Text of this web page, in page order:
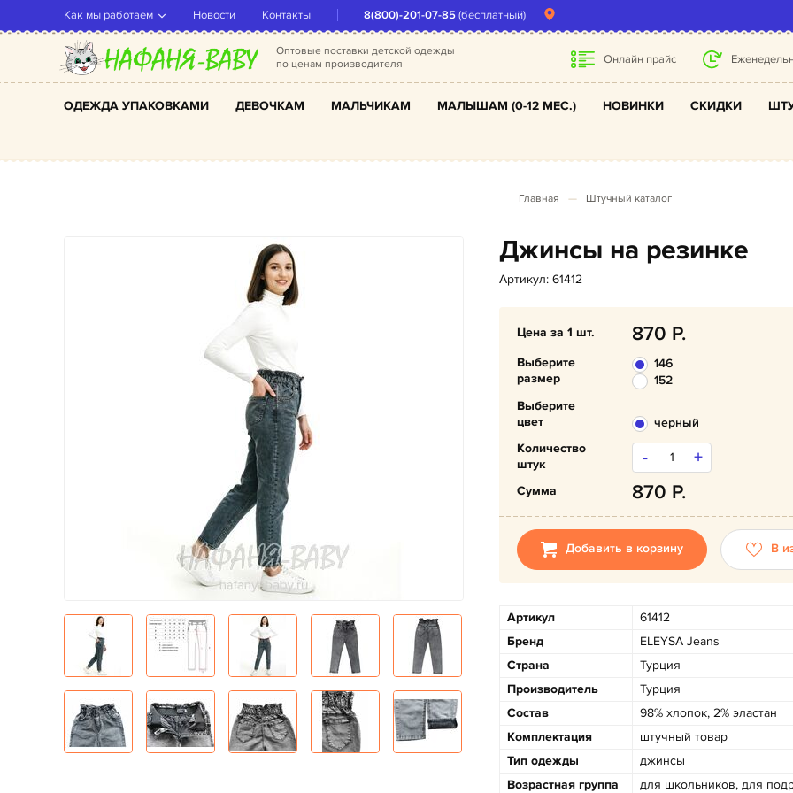
Оптовые поставки детской одежды
по ценам производителя
Онлайн прайс
ОДЕЖДА УПАКОВКАМИ ДЕВОЧКАМ МАЛЬЧИКАМ МАЛЫШАМ (0-12 МЕС.) НОВИНКИ СКИДКИ
8(800)-201-07-85(бесплатный)
Как мы работаем Новости Контакты
Главная Штучный каталог
Джинсы на резинке
Артикул: 61412
Цена за 1 шт. 870
Выберите
размер
146
152
Выберите
цвет
черный
Количество
штук
- +
Сумма 870
Добавить в корзину В
Артикул
61412
Бренд
ELEYSA Jeans
Страна
Турция
Производитель
Турция
Состав
98% хлопок, 2% эластан
Комплектация
штучный товар
Тип одежды
джинсы
Возрастная группа
для школьников, для